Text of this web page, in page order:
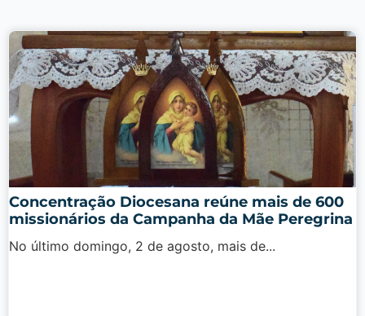
Concentração Diocesana reúne mais de 600
missionários da Campanha da Mãe Peregrina
No último domingo, 2 de agosto, mais de...